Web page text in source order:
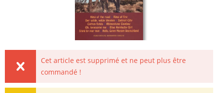
Cet article est supprimé et ne peut plus être
commandé !